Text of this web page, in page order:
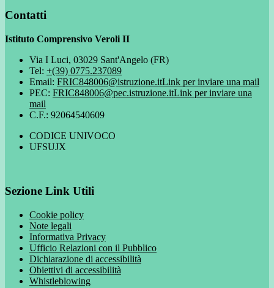
Contatti
Istituto Comprensivo Veroli II
Via I Luci, 03029 Sant'Angelo (FR)
Tel: +(39) 0775.237089
Email: FRIC848006@istruzione.itLink per inviare una mail
PEC: FRIC848006@pec.istruzione.itLink per inviare una
mail
C.F.: 92064540609
CODICE UNIVOCO
UFSUJX
Sezione Link Utili
Cookie policy
Note legali
Informativa Privacy
Ufficio Relazioni con il Pubblico
Dichiarazione di accessibilità
Obiettivi di accessibilità
Whistleblowing